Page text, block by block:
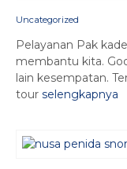
Uncategorized
Pelayanan Pak
membantu kita.
lain kesempatan.
tour selengkapnya